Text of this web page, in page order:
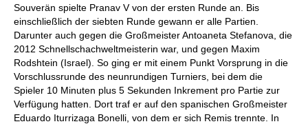
Souverän spielte Pranav V von der ersten Runde an. Bis
einschließlich der siebten Runde gewann er alle Partien.
Darunter auch gegen die Großmeister Antoaneta Stefanova, die
2012 Schnellschachweltmeisterin war, und gegen Maxim
Rodshtein (Israel). So ging er mit einem Punkt Vorsprung in die
Vorschlussrunde des neunrundigen Turniers, bei dem die
Spieler 10 Minuten plus 5 Sekunden Inkrement pro Partie zur
Verfügung hatten. Dort traf er auf den spanischen Großmeister
Eduardo Iturrizaga Bonelli, von dem er sich Remis trennte. In